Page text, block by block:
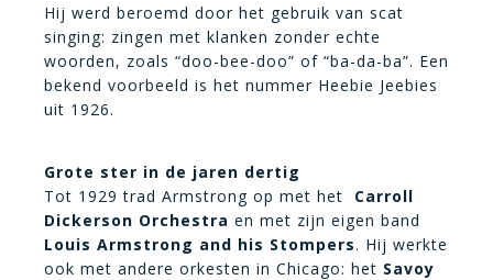
Hij werd beroemd door het gebruik van scat
singing: zingen met klanken zonder echte
woorden, zoals “doo-bee-doo” of “ba-da-ba”. Een
bekend voorbeeld is het nummer Heebie Jeebies
uit 1926.
Grote ster in de jaren dertig
Tot 1929 trad Armstrong op met het Carroll
Dickerson Orchestra en met zijn eigen band
Louis Armstrong and his Stompers. Hij werkte
ook met andere orkesten in Chicago: het Savoy